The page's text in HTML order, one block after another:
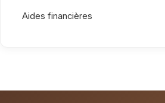
Aides financières